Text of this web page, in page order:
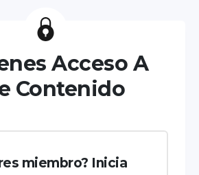
Acceso A
Contenido
miembro? Inicia